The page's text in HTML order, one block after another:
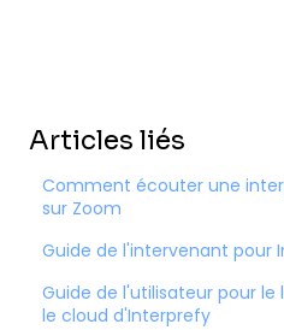
Articles liés
Comment écouter une
sur Zoom
Guide de l'intervenant pour
Guide de l'utilisateur pour
le cloud d'Interprefy